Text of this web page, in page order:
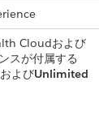
Cloudおよび
スが付属する
よびUnlimited